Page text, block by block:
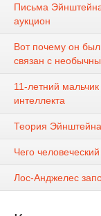
Письма
аукцион
Вот почему он
связан с
11-летний
интеллекта
Теория
Чего
Лос-Анджелес